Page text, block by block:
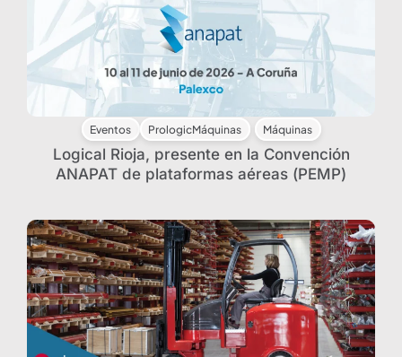
Eventos PrologicMáquinas Máquinas
Logical Rioja, presente en la Convención
ANAPAT de plataformas aéreas (PEMP)